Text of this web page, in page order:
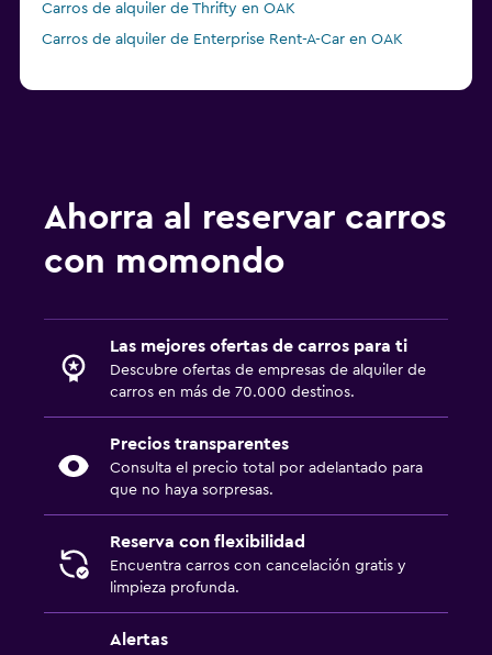
Carros de alquiler de Thrifty en OAK
Carros de alquiler de Enterprise Rent-A-Car en OAK
Ahorra al reservar carros
con momondo
Las mejores ofertas de carros para ti
Descubre ofertas de empresas de alquiler de
carros en más de 70.000 destinos.
Precios transparentes
Consulta el precio total por adelantado para
que no haya sorpresas.
Reserva con flexibilidad
Encuentra carros con cancelación gratis y
limpieza profunda.
Alertas